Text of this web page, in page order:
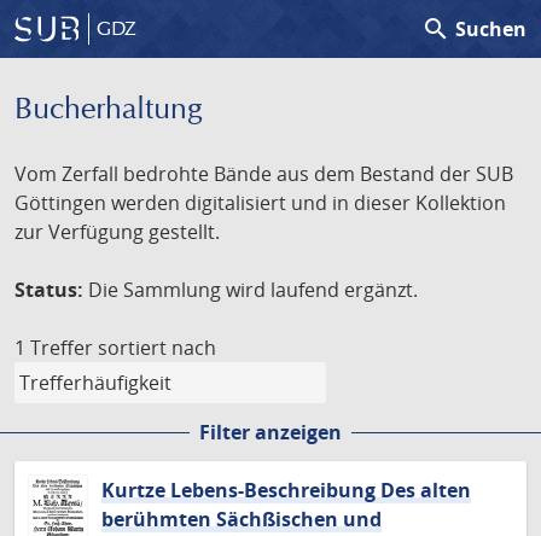
GDZ search Suchen
Bucherhaltung
Vom Zerfall bedrohte Bände aus dem Bestand der SUB
Göttingen werden digitalisiert und in dieser Kollektion
zur Verfügung gestellt.
Status: Die Sammlung wird laufend ergänzt.
1 Treffer sortiert nach
Filter anzeigen
Kurtze Lebens-Beschreibung Des alten
berühmten Sächßischen und